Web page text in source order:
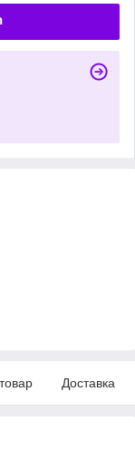
Доставка